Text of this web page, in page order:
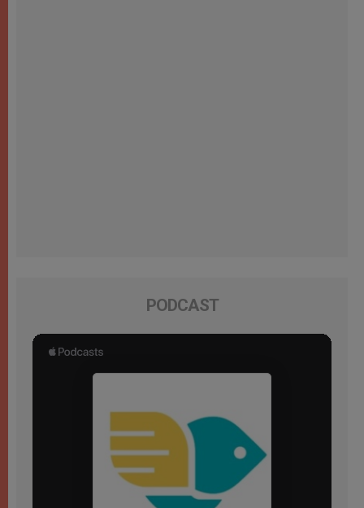
PODCAST